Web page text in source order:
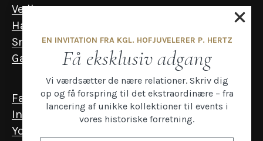
Vedhæng
Halskæder
Smykker til mænd
Gavekort
Facebook
Instagram
YouTube
EN INVITATION FRA KGL. HOFJUVELERER P. HERTZ
Få eksklusiv adgang
Vi værdsætter de nære relationer. Skriv dig
op og få forspring til det ekstraordinære – fra
lancering af unikke kollektioner til events i
vores historiske forretning.